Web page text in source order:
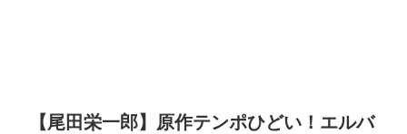
【尾田栄一郎】原作テンポひどい！エルバ